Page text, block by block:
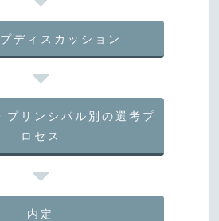
ディスカッション
プリンシパル別の選考プ
ロセス
内定